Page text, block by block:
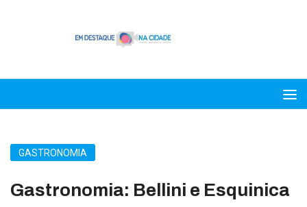
GASTRONOMIA
Gastronomia: Bellini e Esquinica